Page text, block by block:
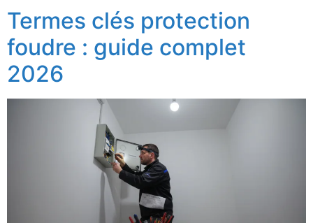
Termes clés protection
foudre : guide complet
2026